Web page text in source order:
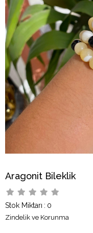
Aragonit Bileklik
Stok Miktarı : 0
Zindelik ve Korunma